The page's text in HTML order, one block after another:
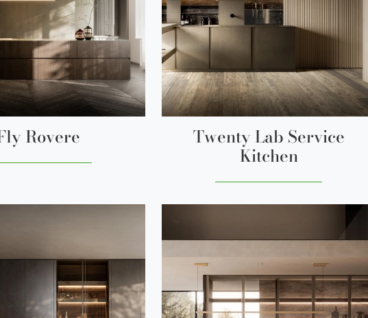
Rovere Twenty Lab Service
Kitchen